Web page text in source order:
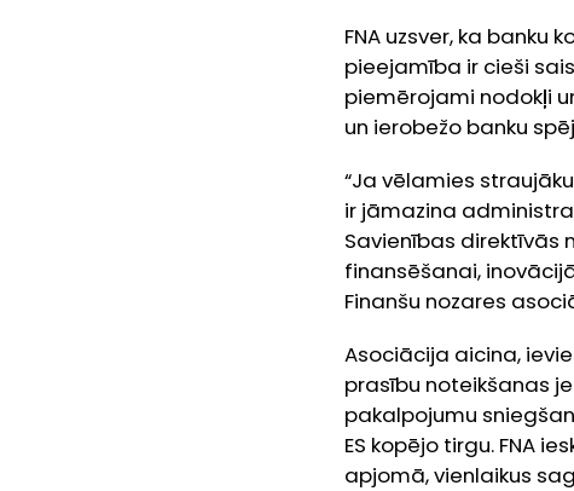
FNA uzsver, ka
pieejamība ir cieši
piemērojami nodokļi
un ierobežo banku
“Ja vēlamies
ir jāmazina
Savienības direktīvās
finansēšanai,
Finanšu nozares
Asociācija aicina,
prasību noteikšanas
pakalpojumu
ES kopējo tirgu. FNA
apjomā, vienlaikus